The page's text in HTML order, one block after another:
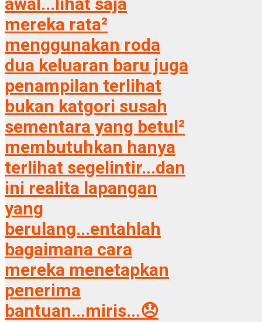
mereka rata²
menggunakan roda
dua keluaran baru juga
penampilan terlihat
bukan katgori susah
sementara yang betul²
membutuhkan hanya
terlihat segelintir...dan
ini realita lapangan
yang
berulang...entahlah
bagaimana cara
mereka menetapkan
penerima
bantuan...miris...😞